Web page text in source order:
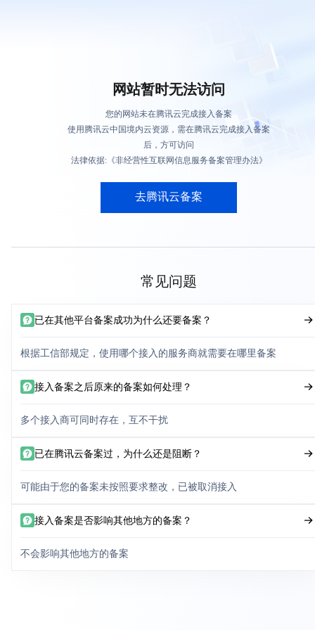
网站暂时无法访问
您的网站未在腾讯云完成接入备案
使用腾讯云中国境内云资源，需在腾讯云完成接入备案
后，方可访问
法律依据:《非经营性互联网信息服务备案管理办法》
去腾讯云备案
常见问题
已在其他平台备案成功为什么还要备案？
根据工信部规定，使用哪个接入的服务商就需要在哪里备案
接入备案之后原来的备案如何处理？
多个接入商可同时存在，互不干扰
已在腾讯云备案过，为什么还是阻断？
可能由于您的备案未按照要求整改，已被取消接入
接入备案是否影响其他地方的备案？
不会影响其他地方的备案